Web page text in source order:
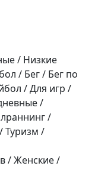
/ Низкие
/ Бег / Бег по
/ Для игр /
/
/
Туризм /
/ Женские /